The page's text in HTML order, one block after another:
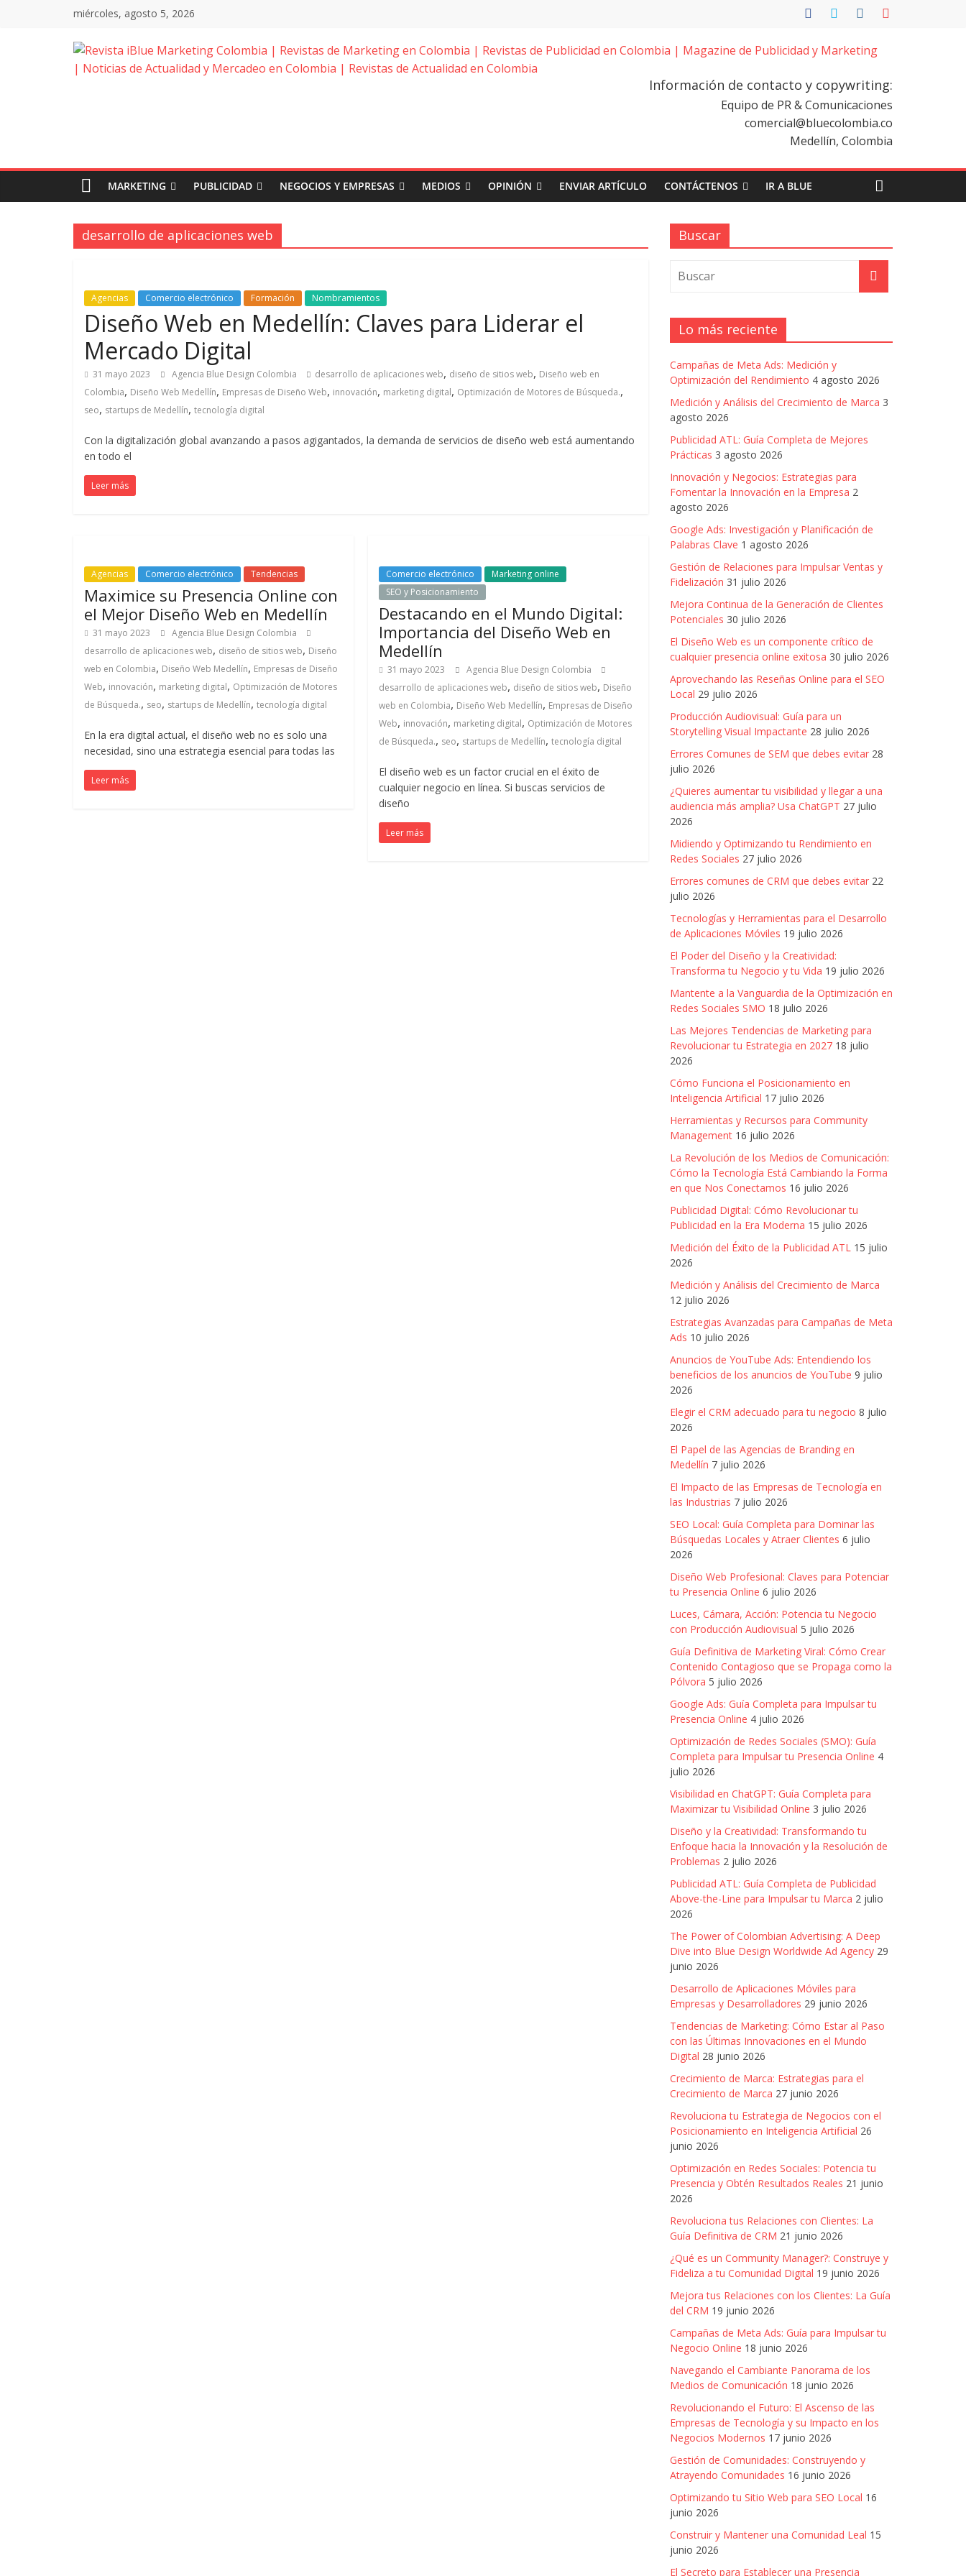
miércoles, agosto 5, 2026
Revista
Marketing
Colombia
|
de
Marketing
en
Colombia
|
Publicidad
en
Colombia
|
Magazine
de
Información de contacto y copywriting:
Equipo de PR & Comunicaciones
comercial@bluecolombia.co
Medellín, Colombia
MARKETING PUBLICIDAD NEGOCIOS Y EMPRESAS MEDIOS OPINIÓN ENVIAR ARTÍCULO CONTÁCTENOS IR A BLUE
desarrollo de aplicaciones web
Agencias Comercio electrónico Formación Nombramientos
Diseño Web en Medellín: Claves para Liderar el
Mercado Digital
31 mayo 2023 Agencia Blue Design Colombia desarrollo de aplicaciones web, diseño de sitios web, Diseño web en
Colombia, Diseño Web Medellín, Empresas de Diseño Web, innovación, marketing digital, Optimización de Motores de Búsqueda.,
seo, startups de Medellín, tecnología digital
Con la digitalización global avanzando a pasos agigantados, la demanda de servicios de diseño web está aumentando
en todo el
Leer más
Agencias Comercio electrónico Tendencias
Maximice su Presencia Online con
el Mejor Diseño Web en Medellín
31 mayo 2023
Agencia Blue Design Colombia
desarrollo de aplicaciones web, diseño de sitios web, Diseño
web en Colombia, Diseño Web Medellín, Empresas de Diseño
Web, innovación, marketing digital, Optimización de Motores
de Búsqueda., seo, startups de Medellín, tecnología digital
En la era digital actual, el diseño web no es solo una
necesidad, sino una estrategia esencial para todas las
Leer más
Comercio electrónico
Marketing online
SEO y Posicionamiento
Destacando en el Mundo Digital:
Importancia del Diseño Web en
Medellín
31 mayo 2023
Agencia Blue Design Colombia
desarrollo de aplicaciones web, diseño de sitios web, Diseño
web en Colombia, Diseño Web Medellín, Empresas de Diseño
Web, innovación, marketing digital, Optimización de Motores
de Búsqueda., seo, startups de Medellín,tecnología digital
El diseño web es un factor crucial en el éxito de
cualquier negocio en línea. Si buscas servicios de
diseño
Leer más
Buscar
Lo más reciente
Campañas de Meta Ads: Medición y
Optimización del Rendimiento 4 agosto 2026
Medición y Análisis del Crecimiento de Marca 3
agosto 2026
Publicidad ATL: Guía Completa de Mejores
Prácticas 3 agosto 2026
Innovación y Negocios: Estrategias para
Fomentar la Innovación en la Empresa 2
agosto 2026
Google Ads: Investigación y Planificación de
Palabras Clave 1 agosto 2026
Gestión de Relaciones para Impulsar Ventas y
Fidelización 31 julio 2026
Mejora Continua de la Generación de Clientes
Potenciales 30 julio 2026
El Diseño Web es un componente crítico de
cualquier presencia online exitosa 30 julio 2026
Aprovechando las Reseñas Online para el SEO
Local 29 julio 2026
Producción Audiovisual: Guía para un
Storytelling Visual Impactante 28 julio 2026
Errores Comunes de SEM que debes evitar 28
julio 2026
¿Quieres aumentar tu visibilidad y llegar a una
audiencia más amplia? Usa ChatGPT 27 julio
2026
Midiendo y Optimizando tu Rendimiento en
Redes Sociales 27 julio 2026
Errores comunes de CRM que debes evitar 22
julio 2026
Tecnologías y Herramientas para el Desarrollo
de Aplicaciones Móviles 19 julio 2026
El Poder del Diseño y la Creatividad:
Transforma tu Negocio y tu Vida 19 julio 2026
Mantente a la Vanguardia de la Optimización en
Redes Sociales SMO 18 julio 2026
Las Mejores Tendencias de Marketing para
Revolucionar tu Estrategia en 2027 18 julio
2026
Cómo Funciona el Posicionamiento en
Inteligencia Artificial 17 julio 2026
Herramientas y Recursos para Community
Management 16 julio 2026
La Revolución de los Medios de Comunicación:
Cómo la Tecnología Está Cambiando la Forma
en que Nos Conectamos 16 julio 2026
Publicidad Digital: Cómo Revolucionar tu
Publicidad en la Era Moderna 15 julio 2026
Medición del Éxito de la Publicidad ATL 15 julio
2026
Medición y Análisis del Crecimiento de Marca
12 julio 2026
Estrategias Avanzadas para Campañas de Meta
Ads 10 julio 2026
Anuncios de YouTube Ads: Entendiendo los
beneficios de los anuncios de YouTube 9 julio
2026
Elegir el CRM adecuado para tu negocio 8 julio
2026
El Papel de las Agencias de Branding en
Medellín 7 julio 2026
El Impacto de las Empresas de Tecnología en
las Industrias 7 julio 2026
SEO Local: Guía Completa para Dominar las
Búsquedas Locales y Atraer Clientes 6 julio
2026
Diseño Web Profesional: Claves para Potenciar
tu Presencia Online 6 julio 2026
Luces, Cámara, Acción: Potencia tu Negocio
con Producción Audiovisual 5 julio 2026
Guía Definitiva de Marketing Viral: Cómo Crear
Contenido Contagioso que se Propaga como la
Pólvora 5 julio 2026
Google Ads: Guía Completa para Impulsar tu
Presencia Online 4 julio 2026
Optimización de Redes Sociales (SMO): Guía
Completa para Impulsar tu Presencia Online 4
julio 2026
Visibilidad en ChatGPT: Guía Completa para
Maximizar tu Visibilidad Online 3 julio 2026
Diseño y la Creatividad: Transformando tu
Enfoque hacia la Innovación y la Resolución de
Problemas 2 julio 2026
Publicidad ATL: Guía Completa de Publicidad
Above-the-Line para Impulsar tu Marca 2 julio
2026
The Power of Colombian Advertising: A Deep
Dive into Blue Design Worldwide Ad Agency 29
junio 2026
Desarrollo de Aplicaciones Móviles para
Empresas y Desarrolladores 29 junio 2026
Tendencias de Marketing: Cómo Estar al Paso
con las Últimas Innovaciones en el Mundo
Digital 28 junio 2026
Crecimiento de Marca: Estrategias para el
Crecimiento de Marca 27 junio 2026
Revoluciona tu Estrategia de Negocios con el
Posicionamiento en Inteligencia Artificial 26
junio 2026
Optimización en Redes Sociales: Potencia tu
Presencia y Obtén Resultados Reales 21 junio
2026
Revoluciona tus Relaciones con Clientes: La
Guía Definitiva de CRM 21 junio 2026
¿Qué es un Community Manager?: Construye y
Fideliza a tu Comunidad Digital 19 junio 2026
Mejora tus Relaciones con los Clientes: La Guía
del CRM 19 junio 2026
Campañas de Meta Ads: Guía para Impulsar tu
Negocio Online 18 junio 2026
Navegando el Cambiante Panorama de los
Medios de Comunicación 18 junio 2026
Revolucionando el Futuro: El Ascenso de las
Empresas de Tecnología y su Impacto en los
Negocios Modernos 17 junio 2026
Gestión de Comunidades: Construyendo y
Atrayendo Comunidades 16 junio 2026
Optimizando tu Sitio Web para SEO Local 16
junio 2026
Construir y Mantener una Comunidad Leal 15
junio 2026
El Secreto para Establecer una Presencia